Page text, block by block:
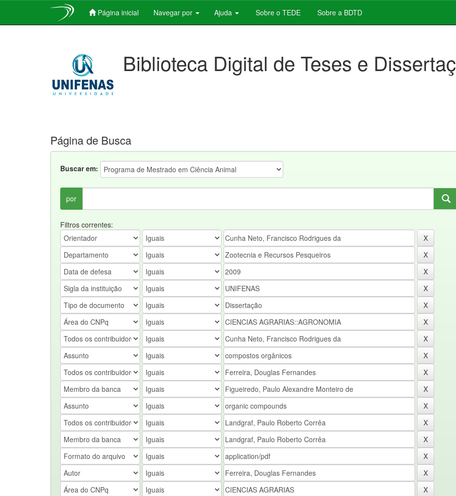
Página inicial Navegar por Ajuda Sobre o TEDE Sobre a BDTD
Biblioteca Digital de Teses e
Página de Busca
Buscar em:
por
Filtros correntes: